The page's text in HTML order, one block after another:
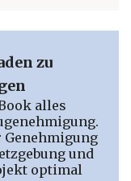
zu
alles
und
optimal